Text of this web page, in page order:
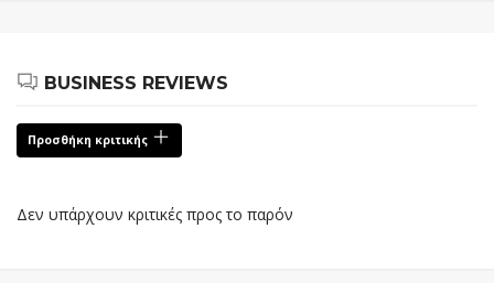
BUSINESS REVIEWS
Προσθήκη κριτικής
Δεν υπάρχουν κριτικές προς το παρόν